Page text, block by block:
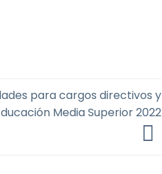
para cargos directivos y
Media Superior 2022